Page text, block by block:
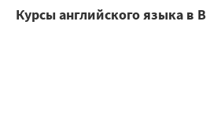
Курсы английского языка в